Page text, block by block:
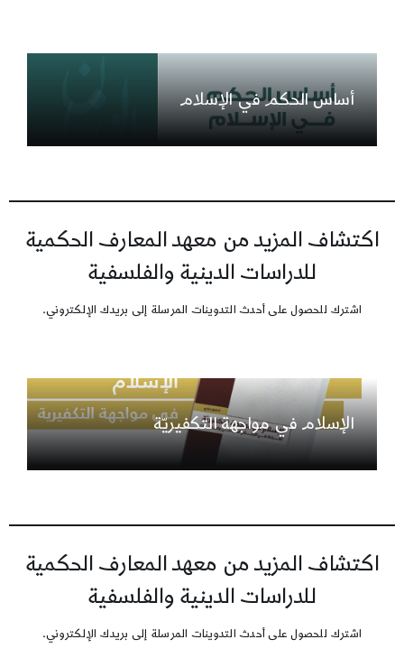
أساس الحكم في الإسلام
اكتشاف المزيد من معهد المعارف الحكمية
للدراسات الدينية والفلسفية
اشترك للحصول على أحدث التدوينات المرسلة إلى بريدك الإلكتروني.
الإسلام في مواجهة التكفيريّة
اكتشاف المزيد من معهد المعارف الحكمية
للدراسات الدينية والفلسفية
اشترك للحصول على أحدث التدوينات المرسلة إلى بريدك الإلكتروني.